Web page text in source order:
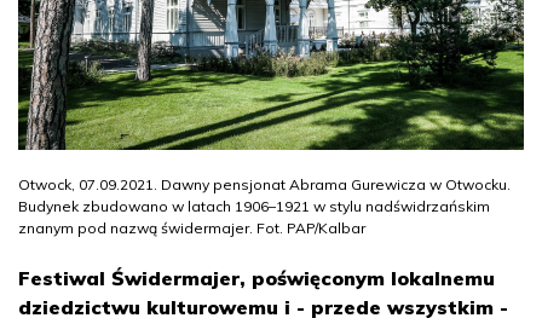
Otwock, 07.09.2021. Dawny pensjonat Abrama Gurewicza w Otwocku.
Budynek zbudowano w latach 1906–1921 w stylu nadświdrzańskim
znanym pod nazwą świdermajer. Fot. PAP/Kalbar
Festiwal Świdermajer, poświęconym lokalnemu
dziedzictwu kulturowemu i - przede wszystkim -